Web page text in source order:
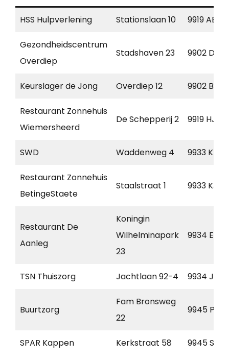
HSS Hulpverlening Stationslaan 10 9919 AB
Gezondheidscentrum
Overdiep
Stadshaven 23 9902 DA
Keurslager de Jong Overdiep 12 9902 BX
Restaurant Zonnehuis
Wiemersheerd
De Schepperij 2 9919 HJ
SWD Waddenweg 4 9933 KH
Restaurant Zonnehuis
BetingeStaete
Staalstraat 1 9933 KJ
Restaurant De
Aanleg
Koningin
Wilhelminapark
23
9934 EH
TSN Thuiszorg Jachtlaan 92-4 9934 JD
Buurtzorg
Fam Bronsweg
22
9945 PS
SPAR Kappen Kerkstraat 58 9945 SH